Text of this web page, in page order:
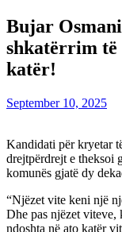
Bujar
shkatërrim të
katër!
September 10, 2025
Kandidati për kryetar
drejtpërdrejt e theksoi
komunës gjatë dy
“Njëzet vite keni një
Dhe pas njëzet viteve,
ndoshta në ato katër